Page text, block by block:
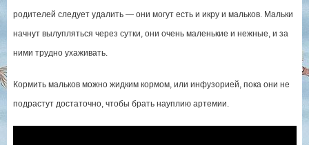
родителей следует удалить — они могут есть и икру и мальков. Мальки
начнут вылупляться через сутки, они очень маленькие и нежные, и за
ними трудно ухаживать.
Кормить мальков можно жидким кормом, или инфузорией, пока они не
подрастут достаточно, чтобы брать науплию артемии.